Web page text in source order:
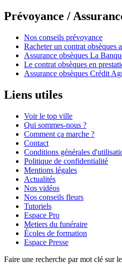
Prévoyance /
Nos conseils prévoyance
Racheter un contrat obsèques
Assurance obsèques La
Le contrat obsèques en
Assurance obsèques Crédit
Liens utiles
Voir le top ville
Qui sommes-nous ?
Comment ça marche ?
Contact
Conditions générales
Politique de confidentialité
Mentions légales
Actualités
Nos vidéos
Nos conseils fleurs
Tutoriels
Espace Pro
Metiers du funéraire
Écoles de formation
Espace Presse
Faire une recherche par mot clé sur